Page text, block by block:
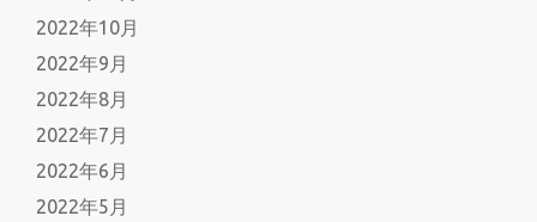
2022年10月
2022年9月
2022年8月
2022年7月
2022年6月
2022年5月